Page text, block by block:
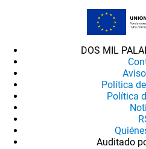
DOS MIL
Política
Política
Auditado